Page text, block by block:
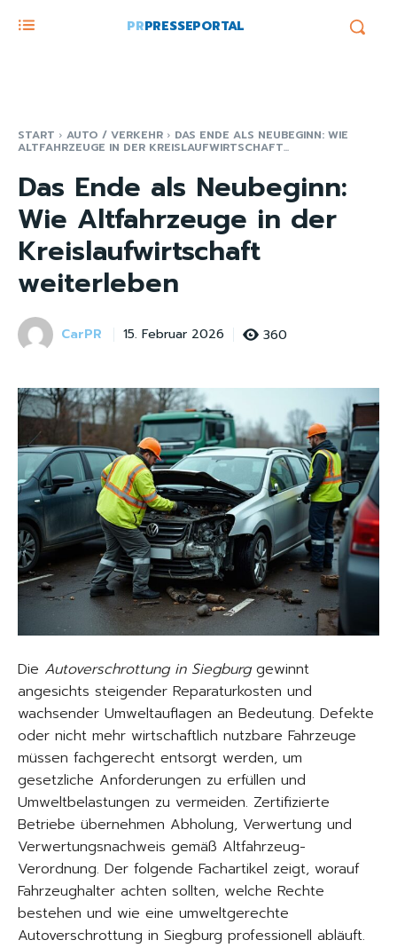
PRPRESSEPORTAL
START AUTO / VERKEHR DAS ENDE ALS NEUBEGINN: WIE
ALTFAHRZEUGE IN DER KREISLAUFWIRTSCHAFT...
Das Ende als Neubeginn:
Wie Altfahrzeuge in der
Kreislaufwirtschaft
weiterleben
CarPR 15. Februar 2026 360
Die Autoverschrottung in Siegburggewinnt
angesichts steigender Reparaturkosten und
wachsender Umweltauflagen an Bedeutung. Defekte
oder nicht mehr wirtschaftlich nutzbare Fahrzeuge
müssen fachgerecht entsorgt werden, um
gesetzliche Anforderungen zu erfüllen und
Umweltbelastungen zu vermeiden. Zertifizierte
Betriebe übernehmen Abholung, Verwertung und
Verwertungsnachweis gemäß Altfahrzeug-
Verordnung. Der folgende Fachartikel zeigt, worauf
Fahrzeughalter achten sollten, welche Rechte
bestehen und wie eine umweltgerechte
Autoverschrottung in Siegburg professionell abläuft.